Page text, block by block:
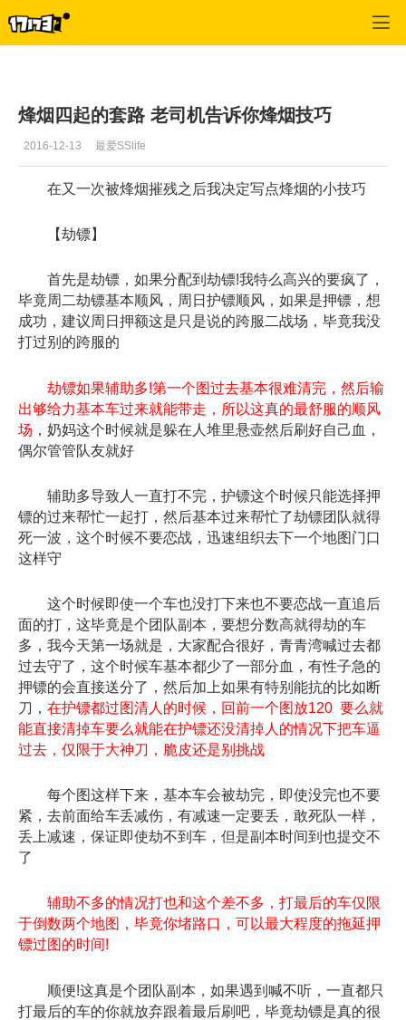
烽烟四起的套路 老司机告诉你烽烟技巧
2016-12-13 最爱SSlife
在又一次被烽烟摧残之后我决定写点烽烟的小技巧
【劫镖】
首先是劫镖，如果分配到劫镖!我特么高兴的要疯了，
毕竟周二劫镖基本顺风，周日护镖顺风，如果是押镖，想
成功，建议周日押额这是只是说的跨服二战场，毕竟我没
打过别的跨服的
劫镖如果辅助多!第一个图过去基本很难清完，然后输
出够给力基本车过来就能带走，所以这真的最舒服的顺风
场 ，奶妈这个时候就是躲在人堆里悬壶然后刷好自己血，
偶尔管管队友就好
辅助多导致人一直打不完，护镖这个时候只能选择押
镖的过来帮忙一起打，然后基本过来帮忙了劫镖团队就得
死一波，这个时候不要恋战，迅速组织去下一个地图门口
这样守
这个时候即使一个车也没打下来也不要恋战一直追后
面的打，这毕竟是个团队副本，要想分数高就得劫的车
多，我今天第一场就是，大家配合很好，青青湾喊过去都
过去守了，这个时候车基本都少了一部分血，有性子急的
押镖的会直接送分了，然后加上如果有特别能抗的比如断
刀， 在护镖都过图清人的时候，回前一个图放120 要么就
能直接清掉车要么就能在护镖还没清掉人的情况下把车逼
过去，仅限于大神刀，脆皮还是别挑战
每个图这样下来，基本车会被劫完，即使没完也不要
紧，去前面给车丢减伤，有减速一定要丢，敢死队一样，
丢上减速，保证即使劫不到车，但是副本时间到也提交不
了
辅助不多的情况打也和这个差不多，打最后的车仅限
于倒数两个地图，毕竟你堵路口，可以最大程度的拖延押
镖过图的时间!
顺便!这真是个团队副本，如果遇到喊不听，一直都只
打最后的车的你就放弃跟着最后刷吧，毕竟劫镖是真的很